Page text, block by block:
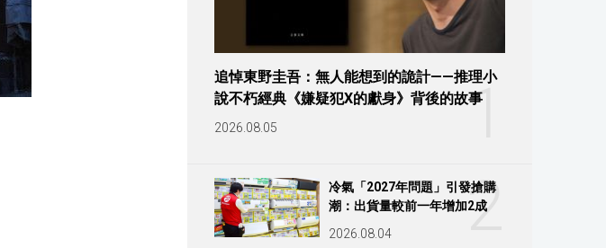
1
追悼東野圭吾：無人能想到的詭計——推理小
說不朽經典《嫌疑犯X的獻身》背後的故事
2026.08.05
2
冷氣「2027年問題」引發搶購
潮：出貨量較前一年增加2成
2026.08.04